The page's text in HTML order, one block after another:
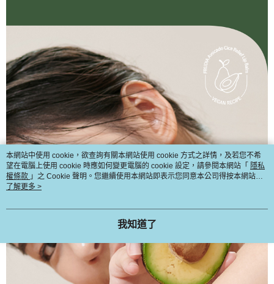
本網站中使用 cookie，欲查詢有關本網站使用 cookie 方式之詳情，及若您不希
望在電腦上使用 cookie 時應如何變更電腦的 cookie 設定，請參閱本網站「 隱私
權條款 」之 Cookie 聲明。您繼續使用本網站即表示您同意本公司得按本網站使
用條款之 Cookie 聲明使用 cookie。
了解更多 >
我知道了